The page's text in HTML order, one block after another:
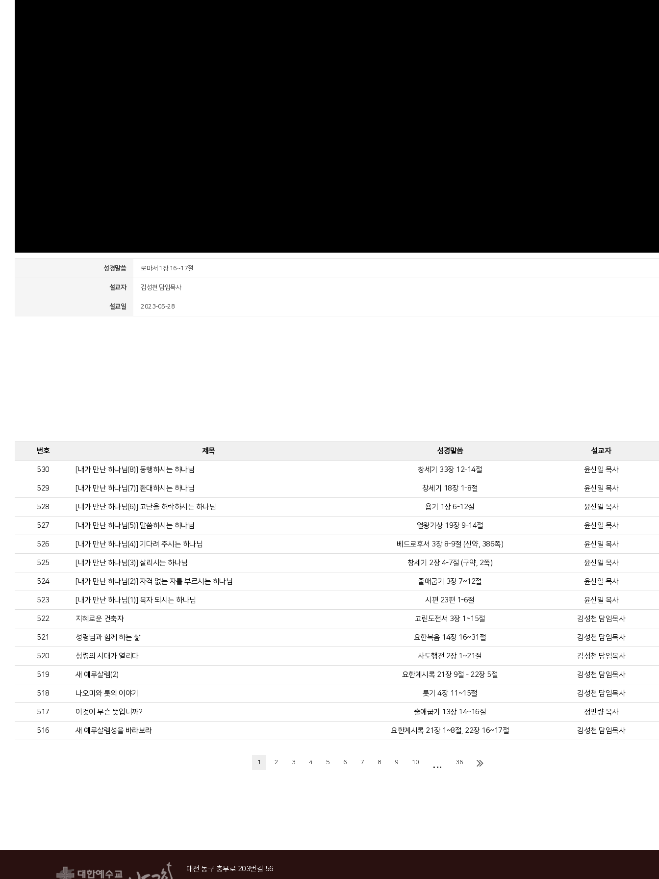
성경말씀 로마서 1장 16~17절
설교자 김성천 담임목사
설교일 2023-05-28
번호 제목 성경말씀 설교자
530 [내가 만난 하나님(8)] 동행하시는 하나님 창세기 33장 12-14절 윤신일 목사
529 [내가 만난 하나님(7)] 환대하시는 하나님 창세기 18장 1-8절 윤신일 목사
528 [내가 만난 하나님(6)] 고난을 허락하시는 하나님 욥기 1장 6-12절 윤신일 목사
527 [내가 만난 하나님(5)] 말씀하시는 하나님 열왕기상 19장 9-14절 윤신일 목사
526 [내가 만난 하나님(4)] 기다려 주시는 하나님 베드로후서 3장 8-9절 (신약, 386쪽) 윤신일 목사
525 [내가 만난 하나님(3)] 살리시는 하나님 창세기 2장 4-7절 (구약, 2쪽) 윤신일 목사
524 [내가 만난 하나님(2)] 자격 없는 자를 부르시는 하나님 출애굽기 3장 7~12절 윤신일 목사
523 [내가 만난 하나님(1)] 목자 되시는 하나님 시편 23편 1-6절 윤신일 목사
522 지혜로운 건축자 고린도전서 3장 1~15절 김성천 담임목사
521 성령님과 함께 하는 삶 요한복음 14장 16~31절 김성천 담임목사
520 성령의 시대가 열리다 사도행전 2장 1~21절 김성천 담임목사
519 새 예루살렘(2) 요한계시록 21장 9절 - 22장 5절 김성천 담임목사
518 나오미와 룻의 이야기 룻기 4장 11~15절 김성천 담임목사
517 이것이 무슨 뜻입니까? 출애굽기 13장 14~16절 정민량 목사
516 새 예루살렘성을 바라보라 요한계시록 21장 1~8절, 22장 16~17절 김성천 담임목사
1 2 3 4 5 6 7 8 9 10 ... 36
대전 동구 충무로 203번길 56